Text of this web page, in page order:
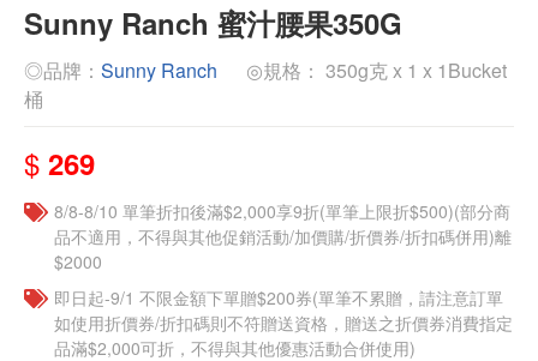
Sunny Ranch 蜜汁腰果350G
◎品牌： Sunny Ranch
◎規格： 350g克 x 1 x 1Bucket
桶
$ 269
8/8-8/10 單筆折扣後滿$2,000享9折(單筆上限折$500)(部分商
品不適用，不得與其他促銷活動/加價購/折價券/折扣碼併用)離
$2000
即日起-9/1 不限金額下單贈$200券(單筆不累贈，請注意訂單
如使用折價券/折扣碼則不符贈送資格，贈送之折價券消費指定
品滿$2,000可折，不得與其他優惠活動合併使用)